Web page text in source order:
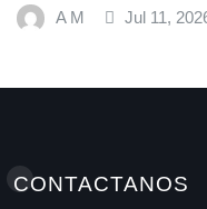
A M Jul 11,
CONTACTANOS